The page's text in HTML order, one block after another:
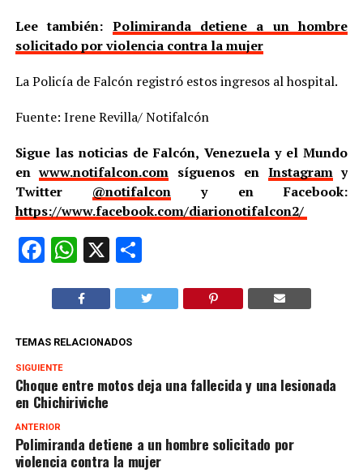
Lee también: Polimiranda detiene a un hombre
solicitado por violencia contra la mujer
La Policía de Falcón registró estos ingresos al hospital.
Fuente: Irene Revilla/ Notifalcón
Sigue las noticias de Falcón, Venezuela y el Mundo
enwww.notifalcon.com síguenos en Instagramy
Twitter @notifalcon y en Facebook:
https://www.facebook.com/diarionotifalcon2/
Facebook
WhatsApp
X Compartir
TEMAS RELACIONADOS
SIGUIENTE
Choque entre motos deja una fallecida y una lesionada
en Chichiriviche
ANTERIOR
Polimiranda detiene a un hombre solicitado por
violencia contra la mujer